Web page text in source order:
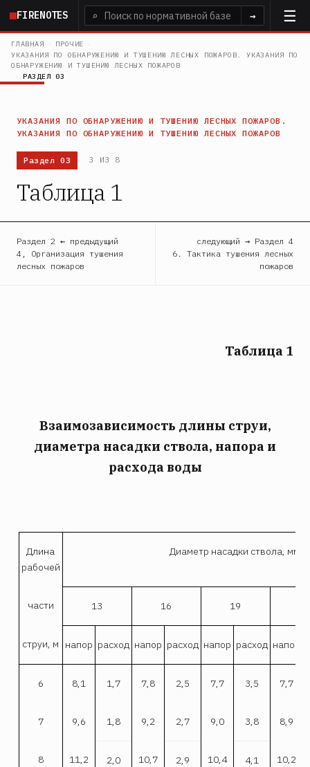
Перейти
основному
содержанию
FIRENOTES ⌕ →
ГЛАВНАЯ › ПРОЧИЕ
›
УКАЗАНИЯ ПО ОБНАРУЖЕНИЮ И ТУШЕНИЮ ЛЕСНЫХ ПОЖАРОВ. УКАЗАНИЯ ПО
ОБНАРУЖЕНИЮ И ТУШЕНИЮ ЛЕСНЫХ ПОЖАРОВ
›
РАЗДЕЛ 03
УКАЗАНИЯ ПО ОБНАРУЖЕНИЮ И ТУШЕНИЮ ЛЕСНЫХ ПОЖАРОВ.
УКАЗАНИЯ ПО ОБНАРУЖЕНИЮ И ТУШЕНИЮ ЛЕСНЫХ ПОЖАРОВ
Раздел 03 3 ИЗ 8
Таблица 1
Раздел 2 ← предыдущий
4, Организация тушения
лесных пожаров
следующий → Раздел 4
6. Тактика тушения лесных
пожаров
Таблица 1
Взаимозависимость длины струи,
диаметра насадки ствола, напора и
расхода воды
Длина
рабочей
Диаметр насадки ствола, мм.
части 13 16 19
струи, м напор расход напор расход напор расход напор
6 8,1 1,7 7,8 2,5 7,7 3,5 7,7
7 9,6 1,8 9,2 2,7 9,0 3,8 8,9
8 11,2 2,0 10,7 2,9 10,4 4,1 10,2